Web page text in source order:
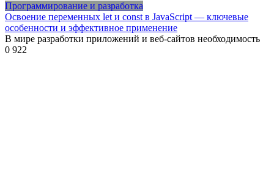
Программирование и разработка
Освоение переменных let и const в JavaScript — ключевые
особенности и эффективное применение
В мире разработки приложений и веб-сайтов необходимость
0 922